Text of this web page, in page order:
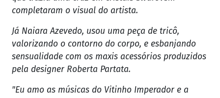
completaram o visual do artista.
Já Naiara Azevedo, usou uma peça de tricô,
valorizando o contorno do corpo, e esbanjando
sensualidade com os maxis acessórios produzidos
pela designer Roberta Partata.
"Eu amo as músicas do Vitinho Imperador e a